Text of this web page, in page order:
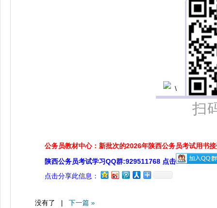
扫
公务员教材中心：新批次的2026年陕西公务员考试用书
陕西公务员考试学习QQ群:929511768 点击
点击分享此信息：
没有了 | 下一篇 »